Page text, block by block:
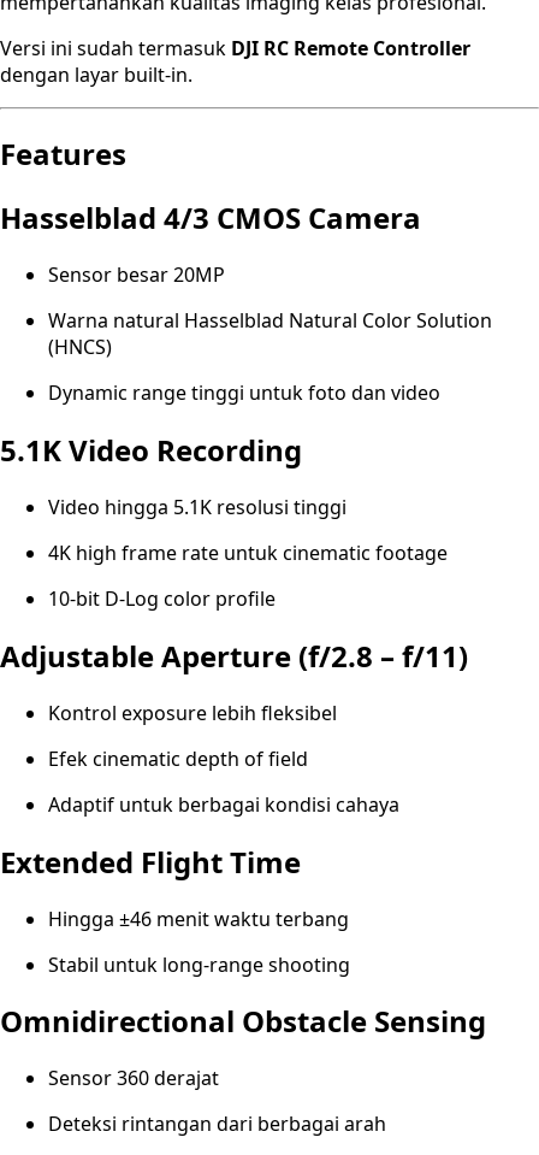
Versi ini sudah termasuk DJI RC Remote Controller
dengan layar built-in.
Features
Hasselblad 4/3 CMOS Camera
Sensor besar 20MP
Warna natural Hasselblad Natural Color Solution
(HNCS)
Dynamic range tinggi untuk foto dan video
5.1K Video Recording
Video hingga 5.1K resolusi tinggi
4K high frame rate untuk cinematic footage
10-bit D-Log color profile
Adjustable Aperture (f/2.8 – f/11)
Kontrol exposure lebih fleksibel
Efek cinematic depth of field
Adaptif untuk berbagai kondisi cahaya
Extended Flight Time
Hingga ±46 menit waktu terbang
Stabil untuk long-range shooting
Omnidirectional Obstacle Sensing
Sensor 360 derajat
Deteksi rintangan dari berbagai arah